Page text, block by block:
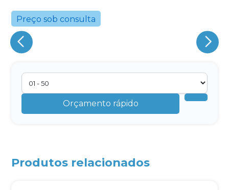
Preço sob consulta
Orçamento rápido
Produtos relacionados
Eu concordo em receber comunicações.
A nossa empresa está comprometida a proteger e respeitar
sua privacidade, utilizaremos seus dados apenas para fins
de marketing. Você pode alterar suas preferências a
qualquer momento.